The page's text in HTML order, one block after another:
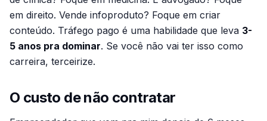
em direito. Vende infoproduto? Foque em criar
conteúdo. Tráfego pago é uma habilidade que leva 3-
5 anos pra dominar. Se você não vai ter isso como
carreira, terceirize.
O custo de não contratar